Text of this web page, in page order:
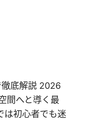
底解説 2026
間へと導く最
は初心者でも迷